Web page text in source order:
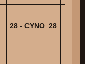
28 - CYNO_28